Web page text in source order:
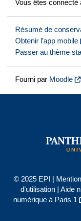
Vous êtes connecté
Résumé de
Obtenir l’app mobile
Passer au thème
Fourni par Moodle
© 2025 EPI |
d'utilisation| Aide
numérique à Paris 1